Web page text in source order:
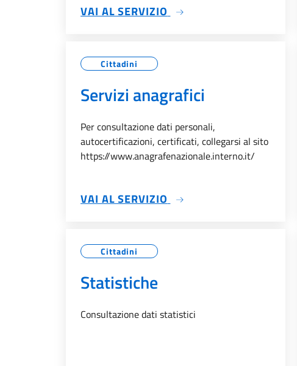
VAI AL SERVIZIO SU PRATICHE
Cittadini
Servizi anagrafici
Per consultazione dati personali,
autocertificazioni, certificati, collegarsi al sito
https://www.anagrafenazionale.interno.it/
VAI AL SERVIZIO SU SERVIZI ANAGRAFICI
Cittadini
Statistiche
Consultazione dati statistici